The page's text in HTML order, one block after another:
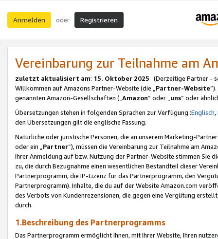
Anmelden oder Registrieren
Vereinbarung zur Teilnahme am
zuletzt aktualisiert am: 15. Oktober 2025 (Derzeitige Partner -
Willkommen auf Amazons Partner-Website (die „Partner-Website
genannten Amazon-Gesellschaften („Amazon“ oder „uns“ oder
Übersetzungen stehen in folgenden Sprachen zur Verfügung :Englisch,
den Übersetzungen gilt die englische Fassung.
Natürliche oder juristische Personen, die an unserem Marketing-
oder ein „Partner“), müssen die Vereinbarung zur Teilnahme am
Ihrer Anmeldung auf bzw. Nutzung der Partner-Website stimmen Sie
zu, die durch Bezugnahme einen wesentlichen Bestandteil dieser
Partnerprogramm, die IP-Lizenz für das Partnerprogramm, den
Partnerprogramm). Inhalte, die du auf der Website Amazon.com
des Verbots von Kundenrezensionen, die gegen eine Vergütung
durch.
1.Beschreibung des Partnerprogramms
Das Partnerprogramm ermöglicht Ihnen, mit Ihrer Website, Ihren